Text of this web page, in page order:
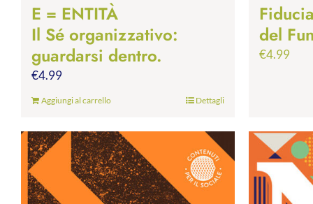
E = ENTITÀ
Il Sé organizzativo:
guardarsi dentro.
€4.99
Aggiungi al carrello Dettagli
del
€4.99